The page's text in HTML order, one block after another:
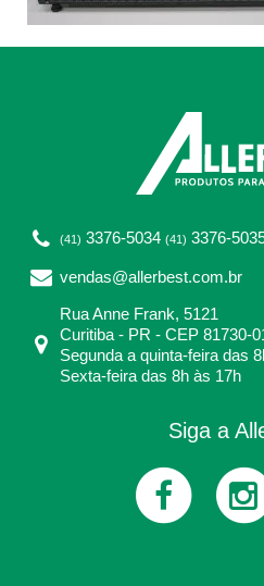
(41) 3376-5034 (41) 3376-
vendas@allerbest.com.br
Rua Anne Frank, 5121
Curitiba - PR - CEP 81730-
Segunda a quinta-feira das
Sexta-feira das 8h às 17h
Siga a